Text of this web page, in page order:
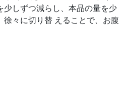
少しずつ減らし、本品の量を少
徐々に切り替 えることで、お腹